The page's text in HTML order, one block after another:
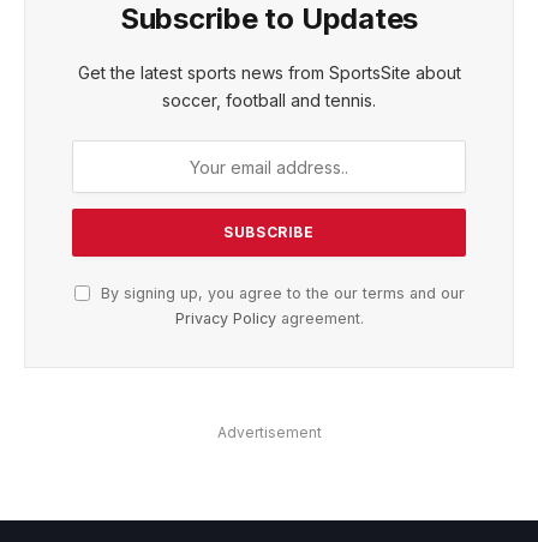
Subscribe to Updates
Get the latest sports news from SportsSite about
soccer, football and tennis.
By signing up, you agree to the our terms and our
Privacy Policyagreement.
Advertisement